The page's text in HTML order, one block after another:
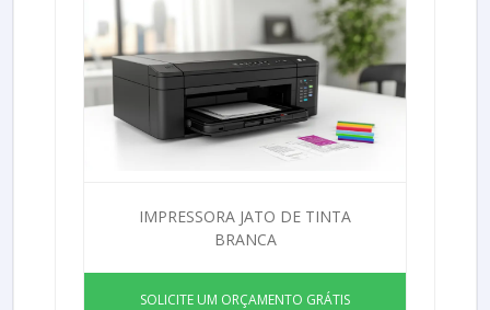
IMPRESSORA JATO DE TINTA
BRANCA
SOLICITE UM ORÇAMENTO GRÁTIS